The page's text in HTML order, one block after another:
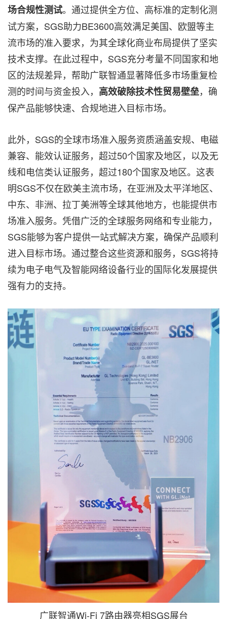
场合规性测试。通过提供全方位、高标准的定制化测
试方案，SGS助力BE3600高效满足美国、欧盟等主
流市场的准入要求，为其全球化商业布局提供了坚实
技术支撑。在此过程中，SGS充分考量不同国家和地
区的法规差异，帮助广联智通显著降低多市场重复检
测的时间与资金投入， 高效破除技术性贸易壁垒，确
保产品能够快速、合规地进入目标市场。
此外，SGS的全球市场准入服务资质涵盖安规、电磁
兼容、能效认证服务，超过50个国家及地区，以及无
线和电信类认证服务，超过180个国家及地区。这表
明SGS不仅在欧美主流市场，在亚洲及太平洋地区、
中东、非洲、拉丁美洲等全球其他地方，也能提供市
场准入服务。凭借广泛的全球服务网络和专业能力，
SGS能够为客户提供一站式解决方案，确保产品顺利
进入目标市场。通过整合这些资源和服务，SGS将持
续为电子电气及智能网络设备行业的国际化发展提供
强有力的支持。
广联智通Wi-Fi 7路由器亮相SGS展台